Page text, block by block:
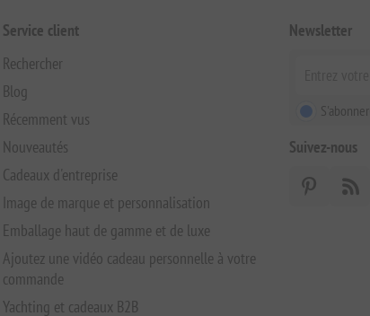
Service client
Rechercher
Blog
Récemment vus
Nouveautés
Cadeaux d'entreprise
Image de marque et personnalisation
Emballage haut de gamme et de luxe
Ajoutez une vidéo cadeau personnelle à votre
commande
Yachting et cadeaux B2B
Newsletter
S'abonner
Suivez-nous